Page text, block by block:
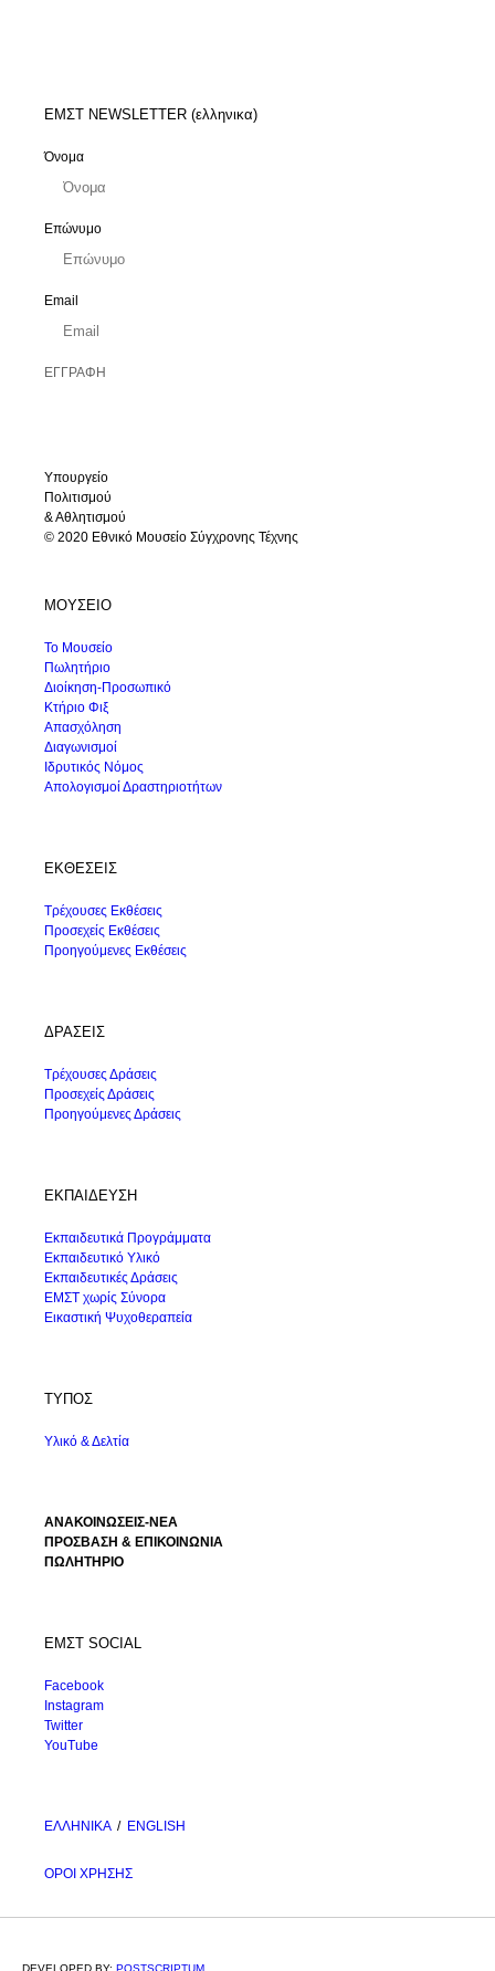
ΕΜΣΤ NEWSLETTER (ελληνικα)
Όνομα
Επώνυμο
Email
Υπουργείο
Πολιτισμού
& Αθλητισμού
© 2020 Εθνικό Μουσείο Σύγχρονης Τέχνης
ΜΟΥΣΕΙΟ
Το Μουσείο
Πωλητήριο
Διοίκηση-Προσωπικό
Κτήριο Φιξ
Απασχόληση
Διαγωνισμοί
Ιδρυτικός Νόμος
Απολογισμοί Δραστηριοτήτων
ΕΚΘΕΣΕΙΣ
Τρέχουσες Εκθέσεις
Προσεχείς Εκθέσεις
Προηγούμενες Εκθέσεις
ΔΡΑΣΕΙΣ
Τρέχουσες Δράσεις
Προσεχείς Δράσεις
Προηγούμενες Δράσεις
ΕΚΠΑΙΔΕΥΣΗ
Εκπαιδευτικά Προγράμματα
Εκπαιδευτικό Υλικό
Εκπαιδευτικές Δράσεις
ΕΜΣΤ χωρίς Σύνορα
Εικαστική Ψυχοθεραπεία
ΤΥΠΟΣ
Υλικό & Δελτία
ΑΝΑΚΟΙΝΩΣΕΙΣ-ΝΕΑ
ΠΡΟΣΒΑΣΗ & ΕΠΙΚΟΙΝΩΝΙΑ
ΠΩΛΗΤΗΡΙΟ
ΕΜΣΤ SOCIAL
Facebook
Instagram
Twitter
YouTube
ΕΛΛΗΝΙΚΑ / ΕΝGLISH
ΟΡΟΙ ΧΡΗΣΗΣ
DEVELOPED BY: POSTSCRIPTUM